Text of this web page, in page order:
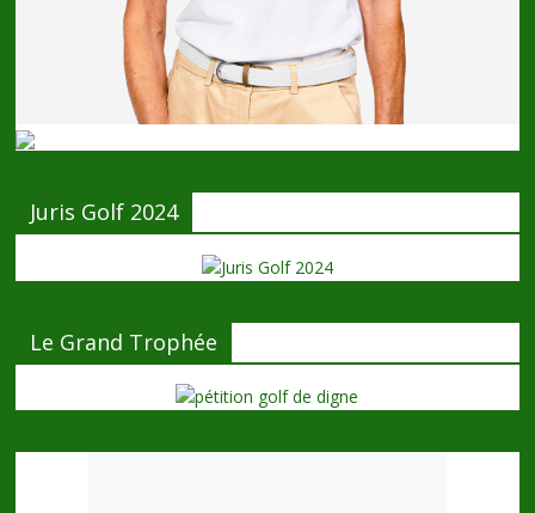
Juris Golf 2024
Le Grand Trophée